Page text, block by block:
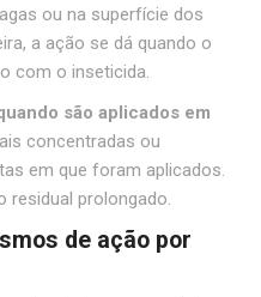
ou na superfície dos
a ação se dá quando o
com o inseticida.
são aplicados em
concentradas ou
em que foram aplicados.
residual prolongado.
de ação por